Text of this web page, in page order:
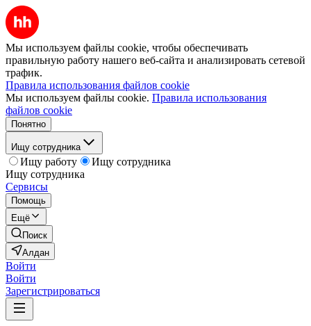
Мы используем файлы cookie, чтобы обеспечивать
правильную работу нашего веб-сайта и анализировать сетевой
трафик.
Правила использования файлов cookie
Мы используем файлы cookie. Правила использования
файлов cookie
Понятно
Ищу сотрудника
Ищу работу
Ищу сотрудника
Ищу сотрудника
Сервисы
Помощь
Ещё
Поиск
Алдан
Войти
Войти
Зарегистрироваться